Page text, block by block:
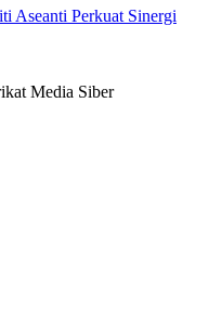
Aseanti Perkuat Sinergi
Media Siber